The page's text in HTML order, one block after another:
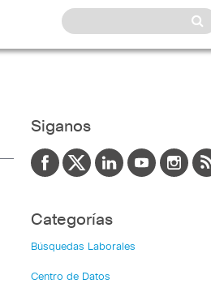
Siganos
Categorías
Búsquedas Laborales
Centro de Datos